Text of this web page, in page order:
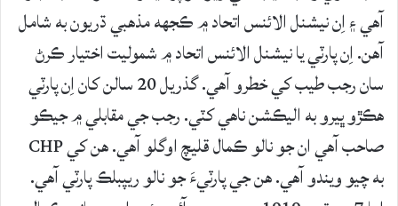
آهي ۽ اِن نيشنل الائنس اتحاد ۾ ڪجهه مذهبي ڌريون به شامل
آهن. اِن پارٽي يا نيشنل الائنس اتحاد ۾ شموليت اختيار ڪرڻ
سان رجب طيب کي خطرو آهي. گذريل 20 سالن کان اِن پارٽي
هڪڙو ڀيرو به اليڪشن ناهي کٽي. رجب جي مقابلي ۾ جيڪو
صاحب آهي ان جو نالو ڪمال قليچ اوگلو آهي. هن کي CHP
به چيو ويندو آهي. هن جي پارٽيءَ جو نالو ريپبلڪ پارٽي آهي.